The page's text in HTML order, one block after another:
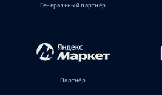
Генеральный партнёр
Партнёр